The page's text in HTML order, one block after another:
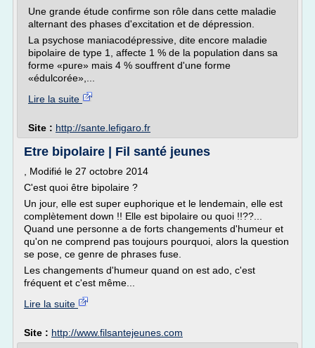
Une grande étude confirme son rôle dans cette maladie
alternant des phases d'excitation et de dépression.
La psychose maniacodépressive, dite encore maladie
bipolaire de type 1, affecte 1 % de la population dans sa
forme «pure» mais 4 % souffrent d'une forme
«édulcorée»,...
Lire la suite
Site : http://sante.lefigaro.fr
Etre bipolaire | Fil santé jeunes
, Modifié le 27 octobre 2014
C'est quoi être bipolaire ?
Un jour, elle est super euphorique et le lendemain, elle est
complètement down !! Elle est bipolaire ou quoi !!??...
Quand une personne a de forts changements d'humeur et
qu'on ne comprend pas toujours pourquoi, alors la question
se pose, ce genre de phrases fuse.
Les changements d'humeur quand on est ado, c'est
fréquent et c'est même...
Lire la suite
Site : http://www.filsantejeunes.com